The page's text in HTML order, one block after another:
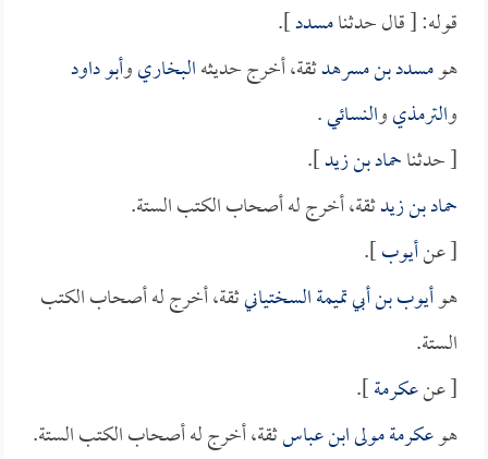
قوله: [ قال حدثنامسدد].
هومسدد بن مسرهدثقة، أخرج حديثهالبخاريوأبو داود
والترمذيوالنسائي.
[ حدثناحماد بن زيد].
حماد بن زيدثقة، أخرج له أصحاب الكتب الستة.
[ عنأيوب].
هوأيوب بن أبي تميمة السختيانيثقة، أخرج له أصحاب الكتب
الستة.
[ عنعكرمة].
هوعكرمة مولى ابن عباسثقة، أخرج له أصحاب الكتب الستة.